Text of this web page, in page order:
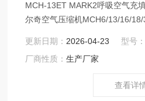
MCH-13ET MARK2呼吸空气充
尔奇空气压缩机MCH6/13/16/18/
的用户的信任。并在消防、潜水
着*的作用。 意大利科尔奇引入中国后,济宁科尔奇有限公
让中国用户也已经享受到意大利
更新日期： 2026-04-23 型号：
厂商性质：生产厂家
查看详